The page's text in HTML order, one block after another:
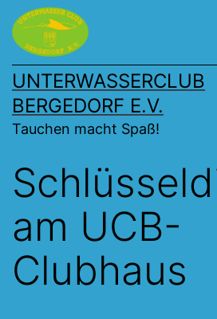
Zum
Inhalt
springen
UNTERWASSERCLUB
BERGEDORF E.V.
Tauchen macht Spaß!
am UCB-
Clubhaus